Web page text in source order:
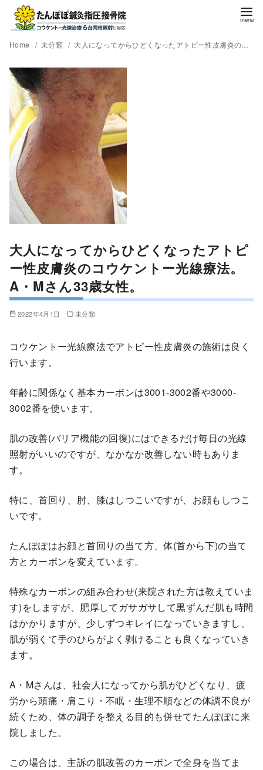
Home 未分類 大人になってからひどくなったアトピー性皮膚炎のコウケントー光線療法。A・Mさん33歳女性。
大人になってからひどくなったアトピ
ー性皮膚炎のコウケントー光線療法。
A・Mさん33歳女性。
2022年4月1日 未分類
コウケントー光線療法でアトピー性皮膚炎の施術は良く
行います。
年齢に関係なく基本カーボンは3001‐3002番や3000‐
3002番を使います。
肌の改善(バリア機能の回復)にはできるだけ毎日の光線
照射がいいのですが、なかなか改善しない時もありま
す。
特に、首回り、肘、膝はしつこいですが、お顔もしつこ
いです。
たんぽぽはお顔と首回りの当て方、体(首から下)の当て
方とカーボンを変えています。
特殊なカーボンの組み合わせ(来院された方は教えていま
す)をしますが、肥厚してガサガサして黒ずんだ肌も時間
はかかりますが、少しずつキレイになっていきますし、
肌が弱くて手のひらがよく剥けることも良くなっていき
ます。
A・Mさんは、社会人になってから肌がひどくなり、疲
労から頭痛・肩こり・不眠・生理不順などの体調不良が
続くため、体の調子を整える目的も併せてたんぽぽに来
院しました。
この場合は、主訴の肌改善のカーボンで全身を当てま